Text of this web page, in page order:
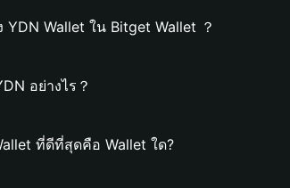
YDN Wallet ใน Bitget Wallet ？
อย่างไร？
ที่ดีที่สุดคือ Wallet ใด?